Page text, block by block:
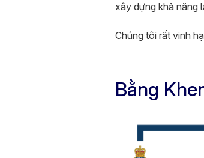
xây dựng khả năng
Chúng tôi rất vinh
Bằng